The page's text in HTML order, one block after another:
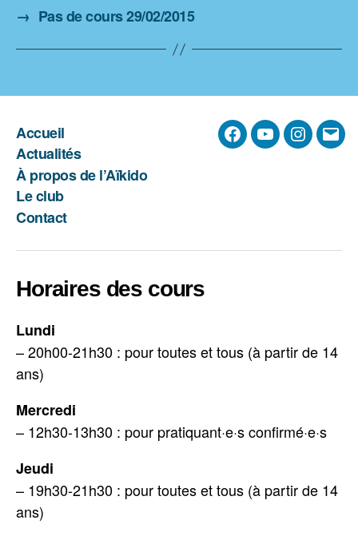
→ Pas de cours 29/02/2015
Accueil
Actualités
À propos de l’Aïkido
Le club
Contact
FacebookYouTube E-
Horaires des cours
Lundi
– 20h00-21h30 : pour toutes et tous (à partir de 14
ans)
Mercredi
– 12h30-13h30 : pour pratiquant·e·s confirmé·e·s
Jeudi
– 19h30-21h30 : pour toutes et tous (à partir de 14
ans)